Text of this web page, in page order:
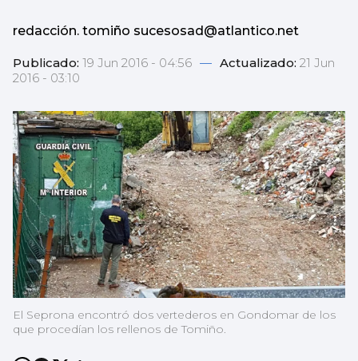
redacción. tomiño sucesosad@atlantico.net
Publicado: 19 Jun 2016 - 04:56 — Actualizado: 21 Jun
2016 - 03:10
El Seprona encontró dos vertederos en Gondomar de los
que procedían los rellenos de Tomiño.